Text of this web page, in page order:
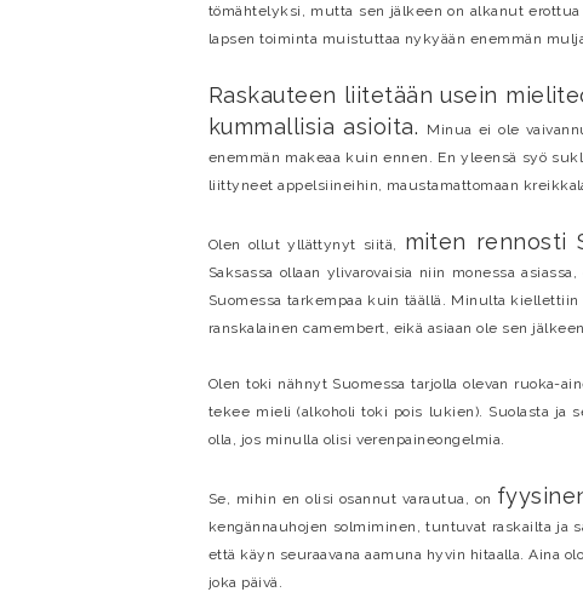
tömähtelyksi, mutta sen jälkeen on alkanut
lapsen toiminta muistuttaa nykyään enemmän
Raskauteen liitetään usein
kummallisia asioita.
Minua ei ole
enemmän makeaa kuin ennen. En yleensä syö
liittyneet appelsiineihin, maustamattomaan
Olen ollut yllättynyt siitä, miten rennosti
Saksassa ollaan ylivarovaisia niin monessa
Suomessa tarkempaa kuin täällä. Minulta kiellettiin
ranskalainen camembert, eikä asiaan ole sen
Olen toki nähnyt Suomessa tarjolla olevan ruoka-
tekee mieli (alkoholi toki pois lukien). Suolasta ja
olla, jos minulla olisi verenpaineongelmia.
Se, mihin en olisi osannut varautua, on
kengännauhojen solmiminen, tuntuvat raskailta ja
että käyn seuraavana aamuna hyvin hitaalla. Aina
joka päivä.